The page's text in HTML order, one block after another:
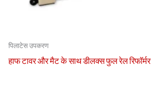
पिलाटेस उपकरण
हाफ टावर और मैट के साथ डीलक्स फुल रेल रिफॉर्मर